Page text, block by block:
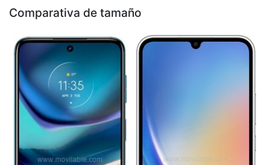
Comparativa de tamaño